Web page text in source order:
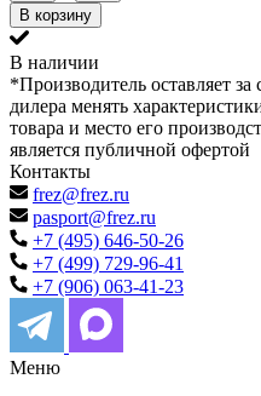
В корзину
В наличии
*Производитель оставляет
дилера менять
товара и место его
является публичной офертой
Контакты
frez@frez.ru
pasport@frez.ru
+7 (495) 646-50-26
+7 (499) 729-96-41
+7 (906) 063-41-23
Меню